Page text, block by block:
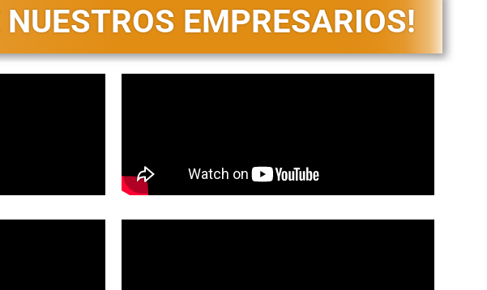
NUESTROS EMPRESARIOS!